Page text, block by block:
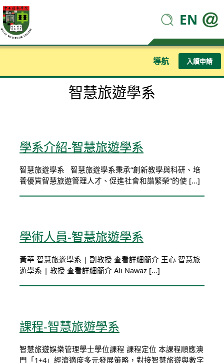
EN
導航 入讀申請
智慧旅遊學系
學系介紹-智慧旅遊學系
智慧旅遊學系 智慧旅遊學系秉承“創新教學與科研、培
養優質智慧旅遊管理人才、促進社會和諧繁榮”的使 […]
學術人員-智慧旅遊學系
黃華 智慧旅遊學系 | 副教授 查看詳細簡介 王心 智慧旅
遊學系 | 教授 查看詳細簡介 Ali Nawaz […]
課程-智慧旅遊學系
智慧旅遊娛樂管理學士學位課程 課程定位 本課程順應澳
門「1+4」經濟適度多元發展策略，對接智慧旅遊與數字